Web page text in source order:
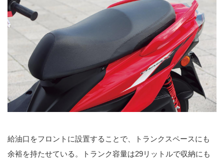
給油口をフロントに設置することで、トランクスペースにも
余裕を持たせている。トランク容量は29リットルで収納にも